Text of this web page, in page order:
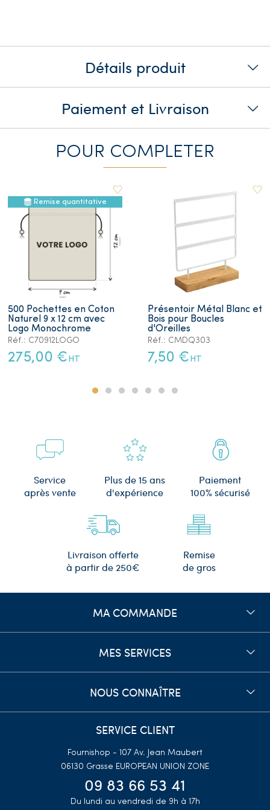
Détails produit
Paiement et Livraison
POUR COMPLETER
Remise quantitative
500 Pochettes en Coton
Naturel 9 x 12 cm avec
Logo Monochrome
Réf.: C70912LOGO
275,00 € HT
Présentoir Métal Blanc et
Bois pour Boucles
d'Oreilles
Réf.: CMDQ303
7,50 € HT
Service
après vente
Plus de 15 ans
d'expérience
Paiement
100% sécurisé
Livraison offerte
à partir de 250€
Remise
de gros
MA COMMANDE
MES SERVICES
NOUS CONNAÎTRE
SERVICE CLIENT
Fournishop - 107 Av. Jean Maubert
06130 Grasse EUROPEAN UNION ZONE
09 83 66 53 41
Du lundi au vendredi de 9h à 17h